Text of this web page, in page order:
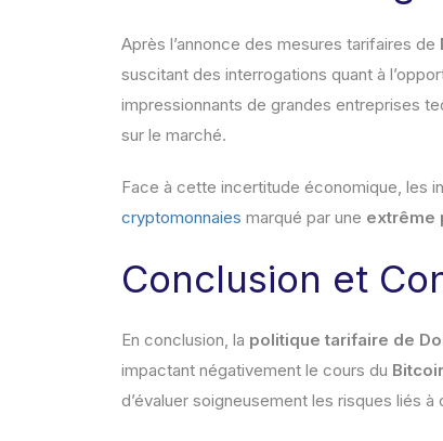
Après l’annonce des mesures tarifaires de
suscitant des interrogations quant à
impressionnants de grandes entreprises
sur le marché.
Face à cette incertitude économique, les
cryptomonnaies marqué par une extrême
Conclusion et
En conclusion, la politique tarifaire de
impactant négativement le cours du
d’évaluer soigneusement les risques liés